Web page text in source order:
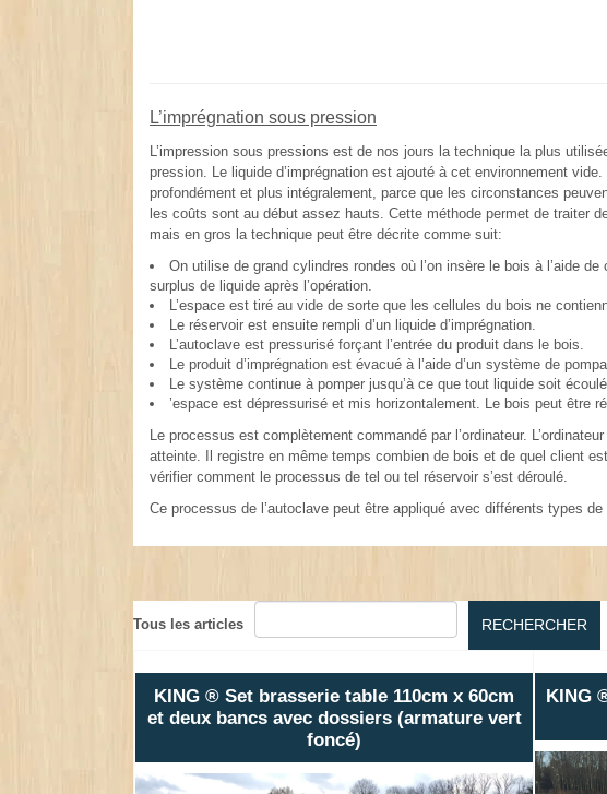
L’imprégnation sous pression
L’impression sous pressions est de nos jours la technique la plus
pression. Le liquide d’imprégnation est ajouté à cet environnement
profondément et plus intégralement, parce que les circonstances
les coûts sont au début assez hauts. Cette méthode permet de traiter
mais en gros la technique peut être décrite comme suit:
On utilise de grand cylindres rondes où l’on insère le bois à l’aide
surplus de liquide après l’opération.
L’espace est tiré au vide de sorte que les cellules du bois ne
Le réservoir est ensuite rempli d’un liquide d’imprégnation.
L’autoclave est pressurisé forçant l’entrée du produit dans le bois.
Le produit d’imprégnation est évacué à l’aide d’un système de
Le système continue à pomper jusqu’à ce que tout liquide soit
’espace est dépressurisé et mis horizontalement. Le bois peut être
Le processus est complètement commandé par l’ordinateur.
atteinte. Il registre en même temps combien de bois et de quel client
vérifier comment le processus de tel ou tel réservoir s’est déroulé.
Ce processus de l’autoclave peut être appliqué avec différents types de
Tous les articles RECHERCHER
KING ® Set brasserie table 110cm x 60cm
et deux bancs avec dossiers (armature vert
foncé)
KING